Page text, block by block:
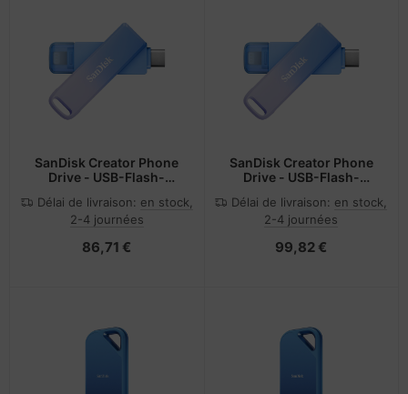
SanDisk Creator Phone
Drive - USB-Flash-
Délai de livraison: en stock,
2-4 journées
86,71 €
SanDisk Creator Phone
Drive - USB-Flash-
Délai de livraison: en stock,
2-4 journées
99,82 €